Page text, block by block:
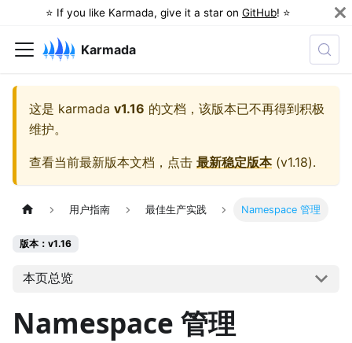
⭐️ If you like Karmada, give it a star on GitHub! ⭐️
Karmada
这是 karmada v1.16 的文档，该版本已不再得到积极
维护。
查看当前最新版本文档，点击 最新稳定版本(v1.18).
用户指南 最佳生产实践 Namespace 管理
版本：v1.16
本页总览
Namespace 管理